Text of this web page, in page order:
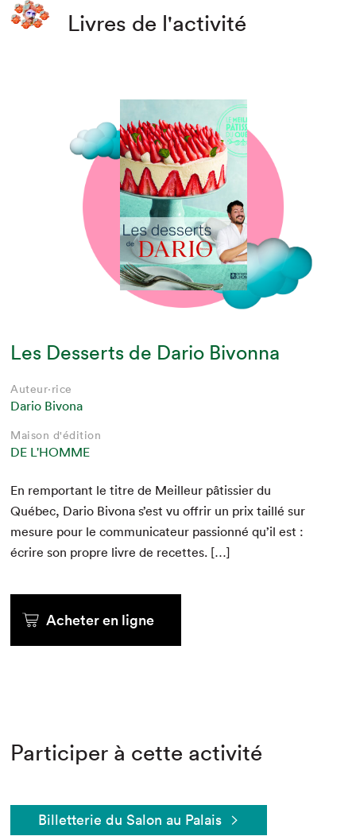
Livres de l'activité
Les Desserts de Dario Bivonna
Auteur·rice
Dario Bivona
Maison d'édition
DE L'HOMME
En rem­por­tant le titre de Meilleur pâtissier du
Québec, Dario Bivona s’est vu offrir un prix tail­lé sur
mesure pour le com­mu­ni­ca­teur pas­sion­né qu’il est :
écrire son pro­pre livre de recettes. […]
Acheter en ligne
Participer à cette activité
Billetterie du Salon au Palais